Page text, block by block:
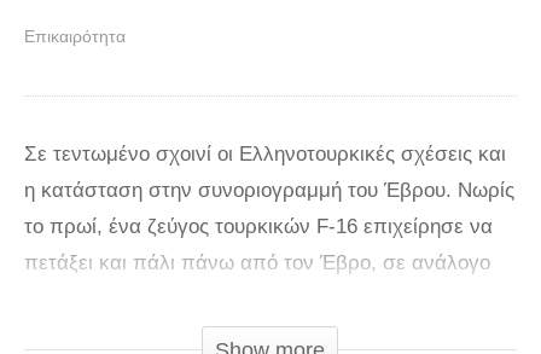
Επικαιρότητα
Σε τεντωμένο σχοινί οι Ελληνοτουρκικές σχέσεις και
η κατάσταση στην συνοριογραμμή του Έβρου. Νωρίς
το πρωί, ένα ζεύγος τουρκικών F-16 επιχείρησε να
πετάξει και πάλι πάνω από τον Έβρο, σε ανάλογο
λοκαριστεί από την Ελληνική Πολεμική Αεροπορία,